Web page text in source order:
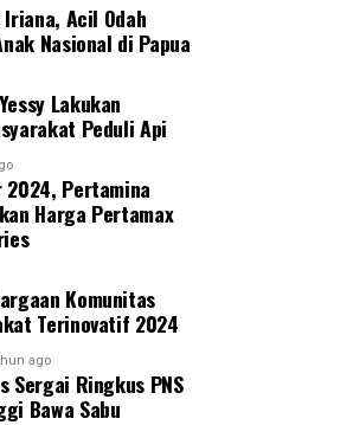
Acil Odah
Nasional di Papua
Lakukan
Peduli Api
2024, Pertamina
Harga Pertamax
Komunitas
Terinovatif 2024
ago
Sergai Ringkus PNS
Bawa Sabu